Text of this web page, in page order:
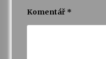
Komentář *